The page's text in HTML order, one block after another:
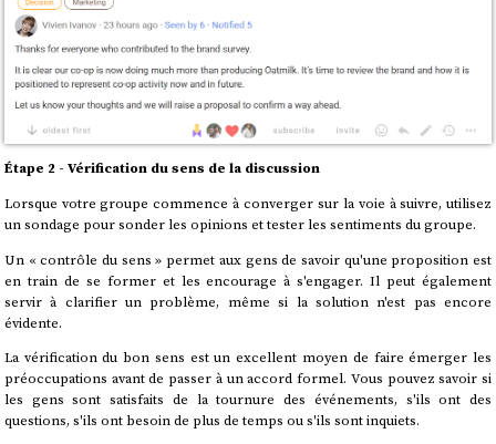
Étape 2 - Vérification du sens de la discussion
Lorsque votre groupe commence à converger sur la voie à suivre, utilisez
un sondage pour sonder les opinions et tester les sentiments du groupe.
Un « contrôle du sens » permet aux gens de savoir qu'une proposition est
en train de se former et les encourage à s'engager. Il peut également
servir à clarifier un problème, même si la solution n'est pas encore
évidente.
La vérification du bon sens est un excellent moyen de faire émerger les
préoccupations avant de passer à un accord formel. Vous pouvez savoir si
les gens sont satisfaits de la tournure des événements, s'ils ont des
questions, s'ils ont besoin de plus de temps ou s'ils sont inquiets.